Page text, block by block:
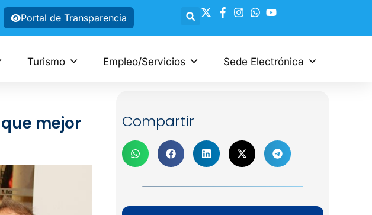
Portal de Transparencia
Turismo Empleo/Servicios Sede Electrónica
mejor
Compartir